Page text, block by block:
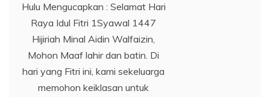
Hulu Mengucapkan : Selamat Hari
Raya Idul Fitri 1Syawal 1447
Hijiriah Minal Aidin Walfaizin,
Mohon Maaf lahir dan batin. Di
hari yang Fitri ini, kami sekeluarga
memohon keiklasan untuk